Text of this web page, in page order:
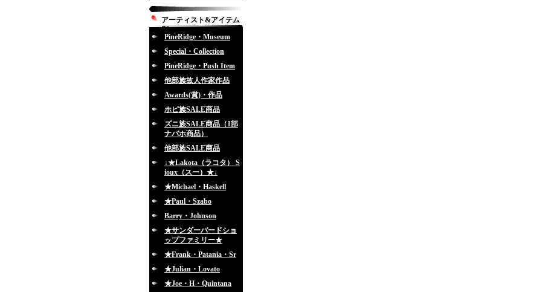
アーティスト&アイテム
別
PineRidge・Museum
Special・Collection
PineRidge・Push Item
他部族故人作家作品
Awards(賞)・作品
ホピ族SALE商品
ズニ族SALE商品（1部
ナバホ商品）
他部族SALE商品
↓★Lakota（ラコタ） S
ioux（スー）★↓
★Michael・Haskell
★Paul・Szabo
Barry・Johnson
★サンダーバードショ
ップファミリー★
★Frank・Patania・Sr
★Julian・Lovato
★Joe・H・Quintana